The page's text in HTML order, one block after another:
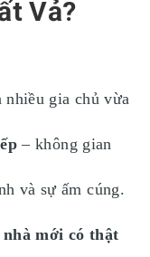
Vả?
gia chủ vừa
– không gian
và sự ấm cúng.
nhà mới có thật